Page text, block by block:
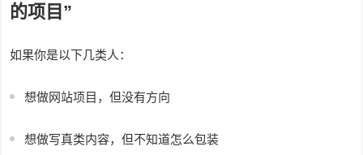
的项目”
如果你是以下几类人：
想做网站项目，但没有方向
想做写真类内容，但不知道怎么包装